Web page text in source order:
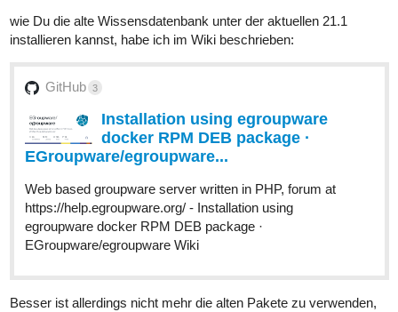
wie Du die alte Wissensdatenbank unter der aktuellen 21.1
installieren kannst, habe ich im Wiki beschrieben:
GitHub 3
Installation using egroupware
docker RPM DEB package ·
EGroupware/egroupware...
Web based groupware server written in PHP, forum at
https://help.egroupware.org/ - Installation using
egroupware docker RPM DEB package ·
EGroupware/egroupware Wiki
Besser ist allerdings nicht mehr die alten Pakete zu verwenden,